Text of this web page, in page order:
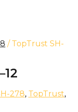
/ TopTrust SH-
278, TopTrust,